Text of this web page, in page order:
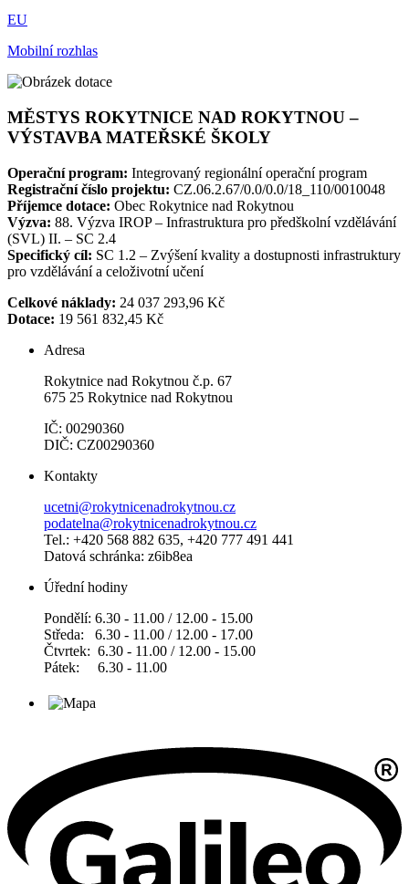
EU
Mobilní rozhlas
MĚSTYS ROKYTNICE NAD ROKYTNOU –
VÝSTAVBA MATEŘSKÉ ŠKOLY
Operační program: Integrovaný regionální operační program
Registrační číslo projektu: CZ.06.2.67/0.0/0.0/18_110/0010048
Příjemce dotace: Obec Rokytnice nad Rokytnou
Výzva: 88. Výzva IROP – Infrastruktura pro předškolní vzdělávání
(SVL) II. – SC 2.4
Specifický cíl: SC 1.2 – Zvýšení kvality a dostupnosti infrastruktury
pro vzdělávání a celoživotní učení
Celkové náklady: 24 037 293,96 Kč
Dotace: 19 561 832,45 Kč
Adresa
Rokytnice nad Rokytnou č.p. 67
675 25 Rokytnice nad Rokytnou
IČ: 00290360
DIČ: CZ00290360
Kontakty
ucetni@rokytnicenadrokytnou.cz
podatelna@rokytnicenadrokytnou.cz
Tel.: +420 568 882 635, +420 777 491 441
Datová schránka: z6ib8ea
Úřední hodiny
Pondělí: 6.30 - 11.00 / 12.00 - 15.00
Středa: 6.30 - 11.00 / 12.00 - 17.00
Čtvrtek: 6.30 - 11.00 / 12.00 - 15.00
Pátek: 6.30 - 11.00